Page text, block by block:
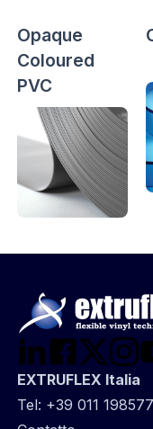
Opaque
Coloured
PVC
EXTRUFLEX Italia
Tel: +39 011